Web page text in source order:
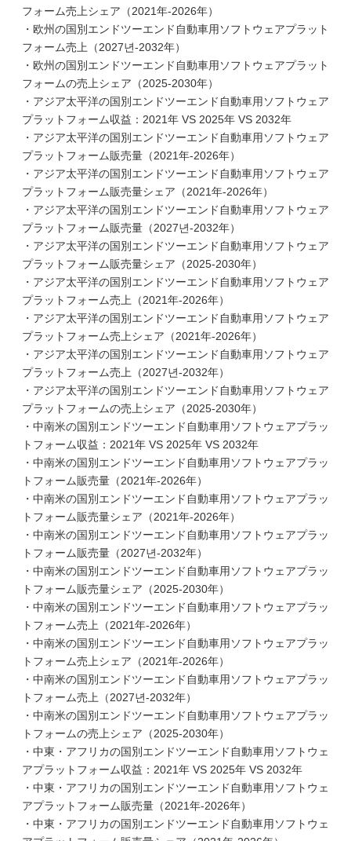
フォーム売上シェア（2021年-2026年）
・欧州の国別エンドツーエンド自動車用ソフトウェアプラット
フォーム売上（2027년-2032年）
・欧州の国別エンドツーエンド自動車用ソフトウェアプラット
フォームの売上シェア（2025-2030年）
・アジア太平洋の国別エンドツーエンド自動車用ソフトウェア
プラットフォーム収益：2021年 VS 2025年 VS 2032年
・アジア太平洋の国別エンドツーエンド自動車用ソフトウェア
プラットフォーム販売量（2021年-2026年）
・アジア太平洋の国別エンドツーエンド自動車用ソフトウェア
プラットフォーム販売量シェア（2021年-2026年）
・アジア太平洋の国別エンドツーエンド自動車用ソフトウェア
プラットフォーム販売量（2027년-2032年）
・アジア太平洋の国別エンドツーエンド自動車用ソフトウェア
プラットフォーム販売量シェア（2025-2030年）
・アジア太平洋の国別エンドツーエンド自動車用ソフトウェア
プラットフォーム売上（2021年-2026年）
・アジア太平洋の国別エンドツーエンド自動車用ソフトウェア
プラットフォーム売上シェア（2021年-2026年）
・アジア太平洋の国別エンドツーエンド自動車用ソフトウェア
プラットフォーム売上（2027년-2032年）
・アジア太平洋の国別エンドツーエンド自動車用ソフトウェア
プラットフォームの売上シェア（2025-2030年）
・中南米の国別エンドツーエンド自動車用ソフトウェアプラッ
トフォーム収益：2021年 VS 2025年 VS 2032年
・中南米の国別エンドツーエンド自動車用ソフトウェアプラッ
トフォーム販売量（2021年-2026年）
・中南米の国別エンドツーエンド自動車用ソフトウェアプラッ
トフォーム販売量シェア（2021年-2026年）
・中南米の国別エンドツーエンド自動車用ソフトウェアプラッ
トフォーム販売量（2027년-2032年）
・中南米の国別エンドツーエンド自動車用ソフトウェアプラッ
トフォーム販売量シェア（2025-2030年）
・中南米の国別エンドツーエンド自動車用ソフトウェアプラッ
トフォーム売上（2021年-2026年）
・中南米の国別エンドツーエンド自動車用ソフトウェアプラッ
トフォーム売上シェア（2021年-2026年）
・中南米の国別エンドツーエンド自動車用ソフトウェアプラッ
トフォーム売上（2027년-2032年）
・中南米の国別エンドツーエンド自動車用ソフトウェアプラッ
トフォームの売上シェア（2025-2030年）
・中東・アフリカの国別エンドツーエンド自動車用ソフトウェ
アプラットフォーム収益：2021年 VS 2025年 VS 2032年
・中東・アフリカの国別エンドツーエンド自動車用ソフトウェ
アプラットフォーム販売量（2021年-2026年）
・中東・アフリカの国別エンドツーエンド自動車用ソフトウェ